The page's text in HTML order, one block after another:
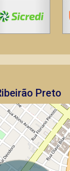
Preto